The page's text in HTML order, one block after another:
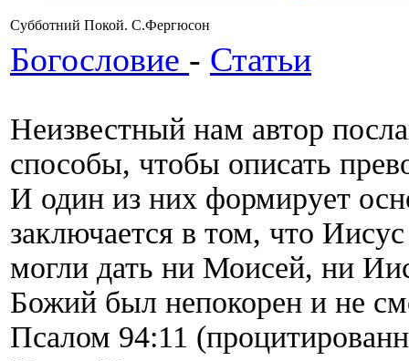
Субботний Покой. С.Фергюсон
Богословие - Статьи
Неизвестный нам автор
способы, чтобы описать
И один из них формирует
заключается в том, что
могли дать ни Моисей, ни
Божий был непокорен и не
Псалом 94:11